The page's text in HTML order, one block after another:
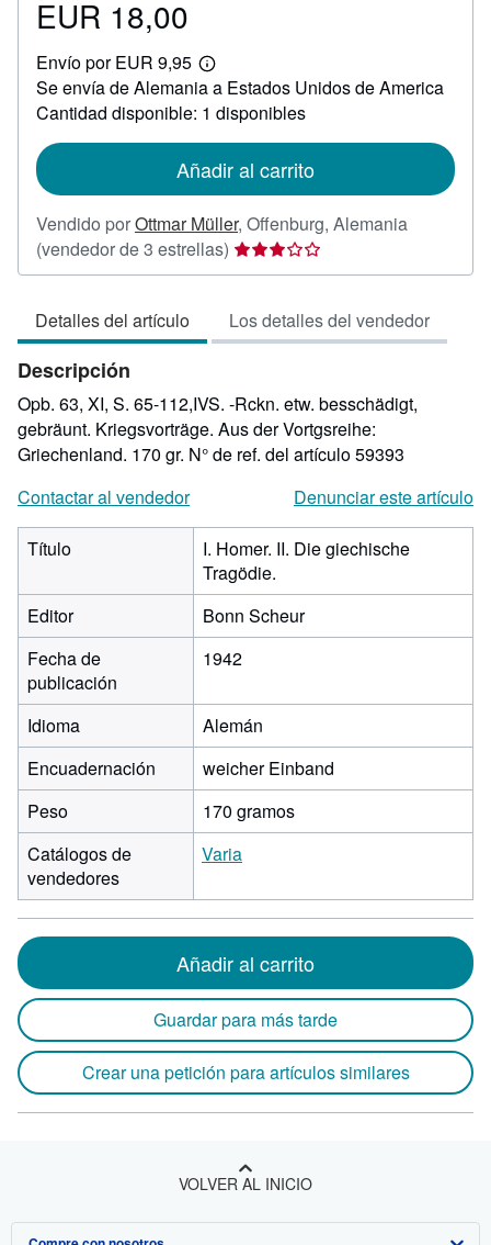
Precio
18,00
EUR 18,00
Envío por EUR 9,95
Más
información
sobre
las
envío
Se envía de Alemania a Estados Unidos de America
Cantidad disponible: 1 disponibles
Añadir al carrito
Vendido porOttmar Müller, Offenburg, Alemania
(vendedor de 3 estrellas) Calificación
del
3
de
estrellas
Detalles del artículo Los detalles del vendedor
Descripción
Opb. 63, XI, S. 65-112,IVS. -Rckn. etw. besschädigt,
gebräunt. Kriegsvorträge. Aus der Vortgsreihe:
Griechenland. 170 gr. N° de ref. del artículo 59393
Contactar al vendedor
Denunciar este artículo
Título
I. Homer. II. Die giechische
Tragödie.
Editor
Bonn Scheur
Fecha de
publicación
1942
Idioma
Alemán
Encuadernación
weicher Einband
Peso
170 gramos
Catálogos de
vendedores
Varia
Añadir al carrito
Guardar para más tarde
Crear una petición para artículos similares
VOLVER AL INICIO